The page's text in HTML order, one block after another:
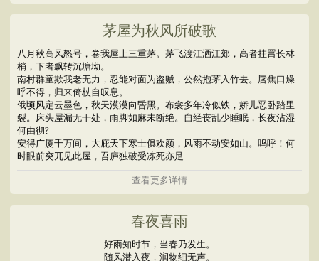
茅屋为秋风所破歌
八月秋高风怒号，卷我屋上三重茅。茅飞渡江洒江郊，高者挂罥长林
梢，下者飘转沉塘坳。
南村群童欺我老无力，忍能对面为盗贼，公然抱茅入竹去。唇焦口燥
呼不得，归来倚杖自叹息。
俄顷风定云墨色，秋天漠漠向昏黑。布衾多年冷似铁，娇儿恶卧踏里
裂。床头屋漏无干处，雨脚如麻未断绝。自经丧乱少睡眠，长夜沾湿
何由彻?
安得广厦千万间，大庇天下寒士俱欢颜，风雨不动安如山。呜呼！何
时眼前突兀见此屋，吾庐独破受冻死亦足...
查看更多详情
春夜喜雨
好雨知时节，当春乃发生。
随风潜入夜，润物细无声。